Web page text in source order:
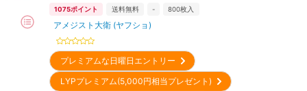
1075ポイント 送料無料 - 800枚入
アメジスト大衛 (ヤフショ)
プレミアムな日曜日エントリー
LYPプレミアム(5,000円相当プレゼント)